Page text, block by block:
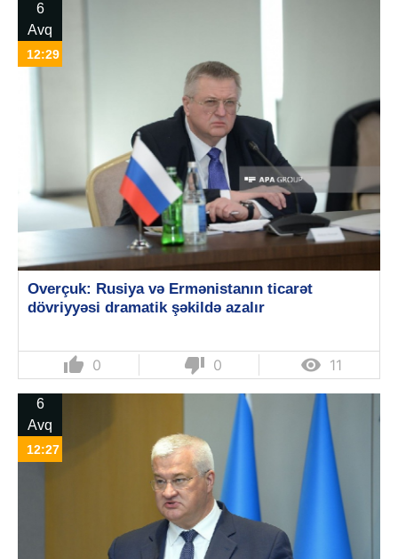
6
Avq
12:29
Overçuk: Rusiya və Ermənistanın ticarət
dövriyyəsi dramatik şəkildə azalır
thumb_up 0 thumb_down 0  11
6
Avq
12:27